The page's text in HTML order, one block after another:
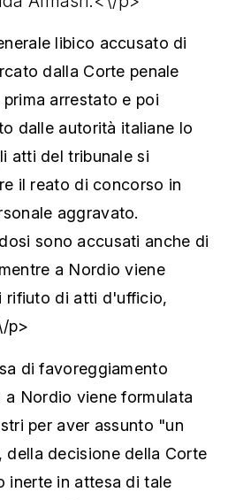
libico accusato di
dalla Corte penale
arrestato e poi
dalle autorità italiane lo
atti del tribunale si
il reato di concorso in
aggravato.
sono accusati anche di
a Nordio viene
rifiuto di atti d'ufficio,
p>
di favoreggiamento
Nordio viene formulata
per aver assunto "un
decisione della Corte
inerte in attesa di tale